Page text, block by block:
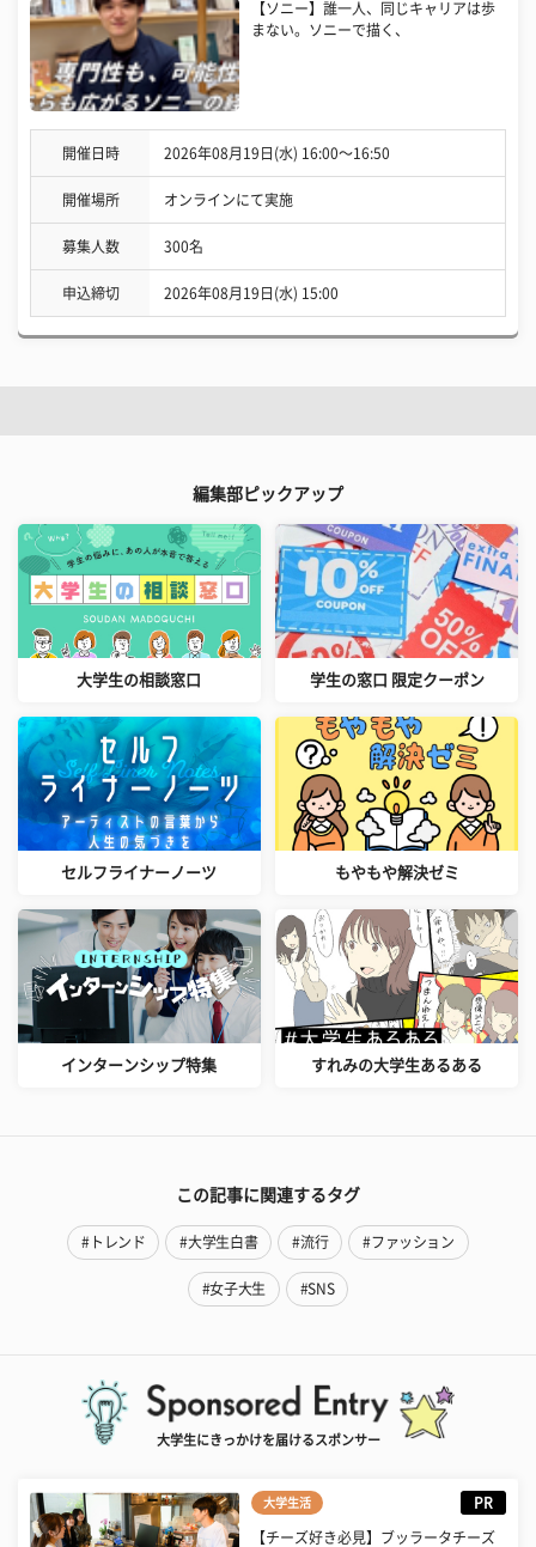
【ソニー】誰一人、同じキャリアは歩
まない。ソニーで描く、
開催日時 2026年08月19日(水) 16:00〜16:50
開催場所 オンラインにて実施
募集人数 300名
申込締切 2026年08月19日(水) 15:00
編集部ピックアップ
大学生の相談窓口 学生の窓口 限定クーポン
セルフライナーノーツ もやもや解決ゼミ
インターンシップ特集 すれみの大学生あるある
この記事に関連するタグ
#トレンド #大学生白書 #流行 #ファッション
#女子大生 #SNS
大学生にきっかけを届けるスポンサー
大学生活 PR
【チーズ好き必見】ブッラータチーズ